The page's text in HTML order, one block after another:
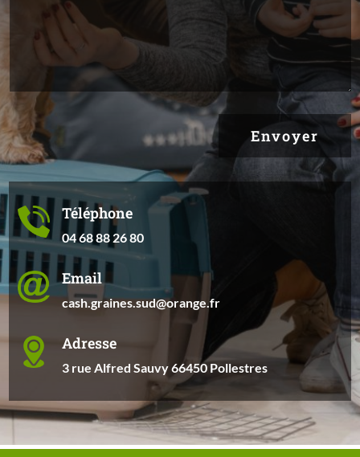
Envoyer
Téléphone
04 68 88 26 80
Email
cash.graines.sud@orange.fr
Adresse
3 rue Alfred Sauvy 66450 Pollestres